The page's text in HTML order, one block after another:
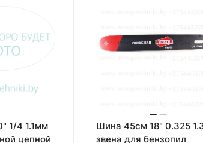
1/4 1.1мм
цепной
Шина 45см 18" 0.325
звена для бензопил